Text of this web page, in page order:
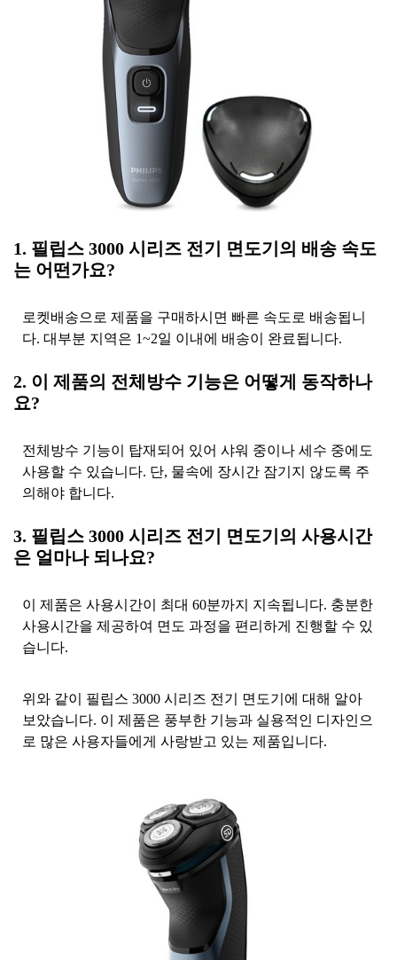
1. 필립스 3000 시리즈 전기 면도기의 배송 속도
는 어떤가요?
로켓배송으로 제품을 구매하시면 빠른 속도로 배송됩니
다. 대부분 지역은 1~2일 이내에 배송이 완료됩니다.
2. 이 제품의 전체방수 기능은 어떻게 동작하나
요?
전체방수 기능이 탑재되어 있어 샤워 중이나 세수 중에도
사용할 수 있습니다. 단, 물속에 장시간 잠기지 않도록 주
의해야 합니다.
3. 필립스 3000 시리즈 전기 면도기의 사용시간
은 얼마나 되나요?
이 제품은 사용시간이 최대 60분까지 지속됩니다. 충분한
사용시간을 제공하여 면도 과정을 편리하게 진행할 수 있
습니다.
위와 같이 필립스 3000 시리즈 전기 면도기에 대해 알아
보았습니다. 이 제품은 풍부한 기능과 실용적인 디자인으
로 많은 사용자들에게 사랑받고 있는 제품입니다.